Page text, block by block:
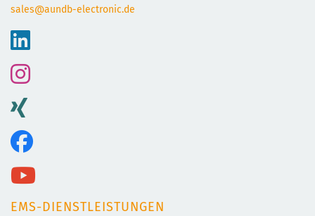
sales@aundb-electronic.de
EMS-DIENSTLEISTUNGEN